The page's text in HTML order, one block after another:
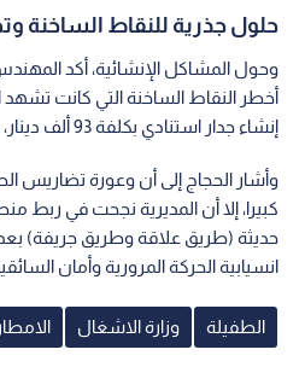
حلول جذرية للنقاط الساخنة
وحول المشاكل الإنشائية، أكد
أخطر النقاط الساخنة التي كانت تشهد
إنشاء جدار استنادي بكلفة 93 ألف دينار، مما أنهى المشكلة جذريا.
وأشار الحجاج إلى أن وعورة تضاريس
كبيرا، إلا أن المديرية نجحت في
حديثة (طريق علاقة وطريق جريفة) بعد
انسيابية الحركة المرورية وأمان
الطفيلة وزارة الاشغال الامطار